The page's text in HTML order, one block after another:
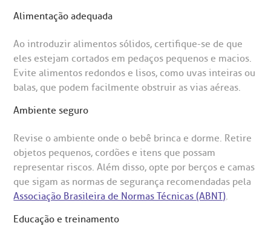
Alimentação adequada
Ao introduzir alimentos sólidos, certifique-se de que
eles estejam cortados em pedaços pequenos e macios.
Evite alimentos redondos e lisos, como uvas inteiras ou
balas, que podem facilmente obstruir as vias aéreas.
Ambiente seguro
Revise o ambiente onde o bebê brinca e dorme. Retire
objetos pequenos, cordões e itens que possam
representar riscos. Além disso, opte por berços e camas
que sigam as normas de segurança recomendadas pela
Associação Brasileira de Normas Técnicas (ABNT).
Educação e treinamento